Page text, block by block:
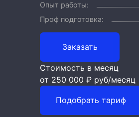
Опыт работы:
Проф подготовка:
Заказать
Стоимость в месяц
от 250 000 ₽ руб/месяц
Подобрать тариф